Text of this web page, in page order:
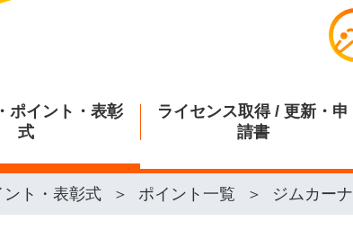
ポイント・表彰
式
ライセンス取得 / 更新・申
請書
ント・表彰式 ポイント一覧 ジムカーナ